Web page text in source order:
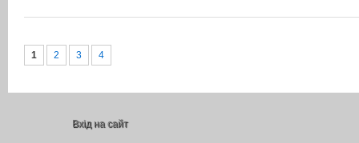
1 2 3 4
Вхід на сайт